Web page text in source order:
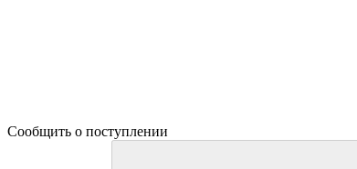
Сообщить о поступлении